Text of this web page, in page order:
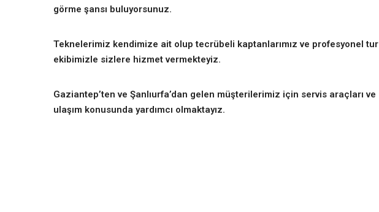
görme şansı buluyorsunuz.
Teknelerimiz kendimize ait olup tecrübeli kaptanlarımız ve profesyonel tur
ekibimizle sizlere hizmet vermekteyiz.
Gaziantep’ten ve Şanlıurfa’dan gelen müşterilerimiz için servis araçları ve
ulaşım konusunda yardımcı olmaktayız.